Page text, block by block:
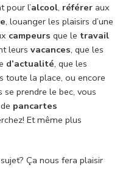
pour l’alcool, référer aux
, louanger les plaisirs d’une
campeurs que le travail
leurs vacances, que les
d’actualité, que les
toute la place, ou encore
se prendre le bec, vous
pancartes
Et même plus
Ça nous fera plaisir